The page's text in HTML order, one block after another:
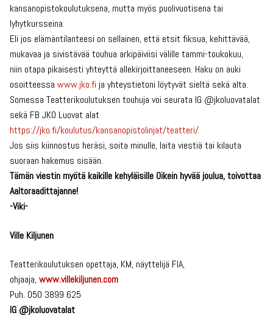
kansanopistokoulutuksena, mutta myös puolivuotisena tai
lyhytkursseina.
Eli jos elämäntilanteesi on sellainen, että etsit fiksua, kehittävää,
mukavaa ja sivistävää touhua arkipäiviisi välille tammi-toukokuu,
niin otapa pikaisesti yhteyttä allekirjoittaneeseen. Haku on auki
osoitteessa www.jko.fi ja yhteystietoni löytyvät sieltä sekä alta.
Somessa Teatterikoulutuksen touhuja voi seurata IG @jkoluovatalat
sekä FB JKO Luovat alat
https://jko.fi/koulutus/kansanopistolinjat/teatteri/
Jos siis kiinnostus heräsi, soita minulle, laita viestiä tai kilauta
suoraan hakemus sisään.
Tämän viestin myötä kaikille kehyläisille Oikein hyvää joulua, toivottaa
Aaltoraadittajanne!
-Viki-
Ville Kiljunen
Teatterikoulutuksen opettaja, KM, näyttelijä FIA,
ohjaaja, www.villekiljunen.com
Puh. 050 3899 625
IG @jkoluovatalat